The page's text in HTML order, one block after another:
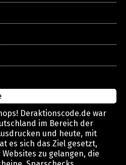
Deraktionscode.de war
im Bereich der
und heute, mit
es sich das Ziel gesetzt,
zu gelangen, die